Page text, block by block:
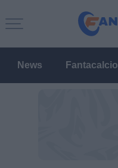
News Fantacalcio